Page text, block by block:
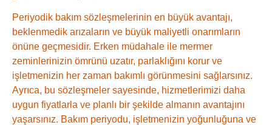
Periyodik bakım sözleşmelerinin en büyük avantajı,
beklenmedik arızaların ve büyük maliyetli onarımların
önüne geçmesidir. Erken müdahale ile mermer
zeminlerinizin ömrünü uzatır, parlaklığını korur ve
işletmenizin her zaman bakımlı görünmesini sağlarsınız.
Ayrıca, bu sözleşmeler sayesinde, hizmetlerimizi daha
uygun fiyatlarla ve planlı bir şekilde almanın avantajını
yaşarsınız. Bakım periyodu, işletmenizin yoğunluğuna ve